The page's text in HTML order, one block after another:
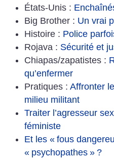
États-Unis :
Big Brother : Un vrai
Histoire : Police
Rojava : Sécurité et
Chiapas/zapatistes :
qu’enfermer
Pratiques : Affronter
milieu militant
Traiter l’agresseur
féministe
Et les « fous
« psychopathes » ?